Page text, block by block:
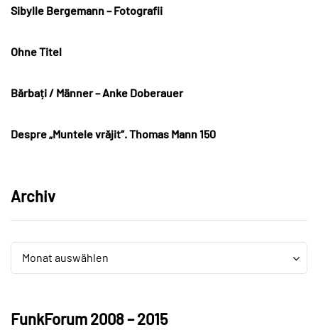
Sibylle Bergemann – Fotografii
Ohne Titel
Bărbați / Männer – Anke Doberauer
Despre „Muntele vrăjit“. Thomas Mann 150
Archiv
Archiv
Monat auswählen
Archiv
FunkForum 2008 – 2015